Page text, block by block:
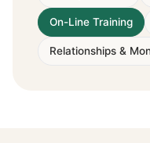
On-Line Training
Relationships &